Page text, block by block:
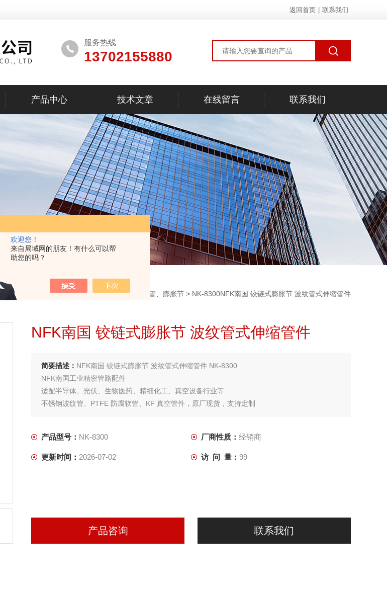
欢迎您！
来自局域网的朋友！有什么可以帮
助您的吗？
返回首页 联系我们
服务热线
13702155880
产品中心 技术文章 在线留言 联系我们
>产品中心> NFK南国>柔性软管、膨胀节 > NK-8300NFK南国 铰链式膨胀节 波纹管式伸缩管件
NFK南国 铰链式膨胀节 波纹管式伸缩管件
简要描述： NFK南国 铰链式膨胀节 波纹管式伸缩管件 NK-8300
NFK南国工业精密管路配件
适配半导体、光伏、生物医药、精细化工、真空设备行业等
不锈钢波纹管、PTFE 防腐软管、KF 真空管件，原厂现货，支持定制
产品型号： NK-8300 厂商性质： 经销商
更新时间： 2026-07-02 访 问 量： 99
产品咨询 联系我们